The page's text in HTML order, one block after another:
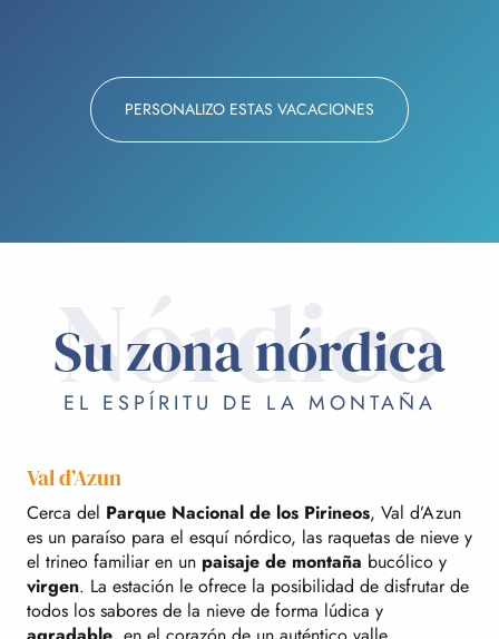
PERSONALIZO ESTAS VACACIONES
Nórdico
Su zona nórdica
EL ESPÍRITU DE LA MONTAÑA
Val d’Azun
Cerca del Parque Nacional de los Pirineos, Val d’Azun
es un paraíso para el esquí nórdico, las raquetas de nieve y
el trineo familiar en un paisaje de montaña bucólico y
virgen. La estación le ofrece la posibilidad de disfrutar de
todos los sabores de la nieve de forma lúdica y